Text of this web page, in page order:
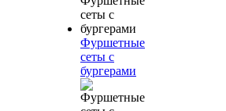
Фуршетные
сеты с
бургерами